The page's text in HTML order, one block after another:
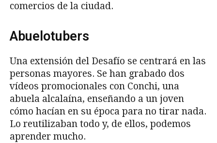
comercios de la ciudad.
Abuelotubers
Una extensión del Desafío se centrará en las
personas mayores. Se han grabado dos
vídeos promocionales con Conchi, una
abuela alcalaína, enseñando a un joven
cómo hacían en su época para no tirar nada.
Lo reutilizaban todo y, de ellos, podemos
aprender mucho.